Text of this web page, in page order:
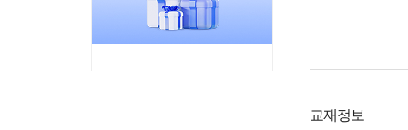
교재정보